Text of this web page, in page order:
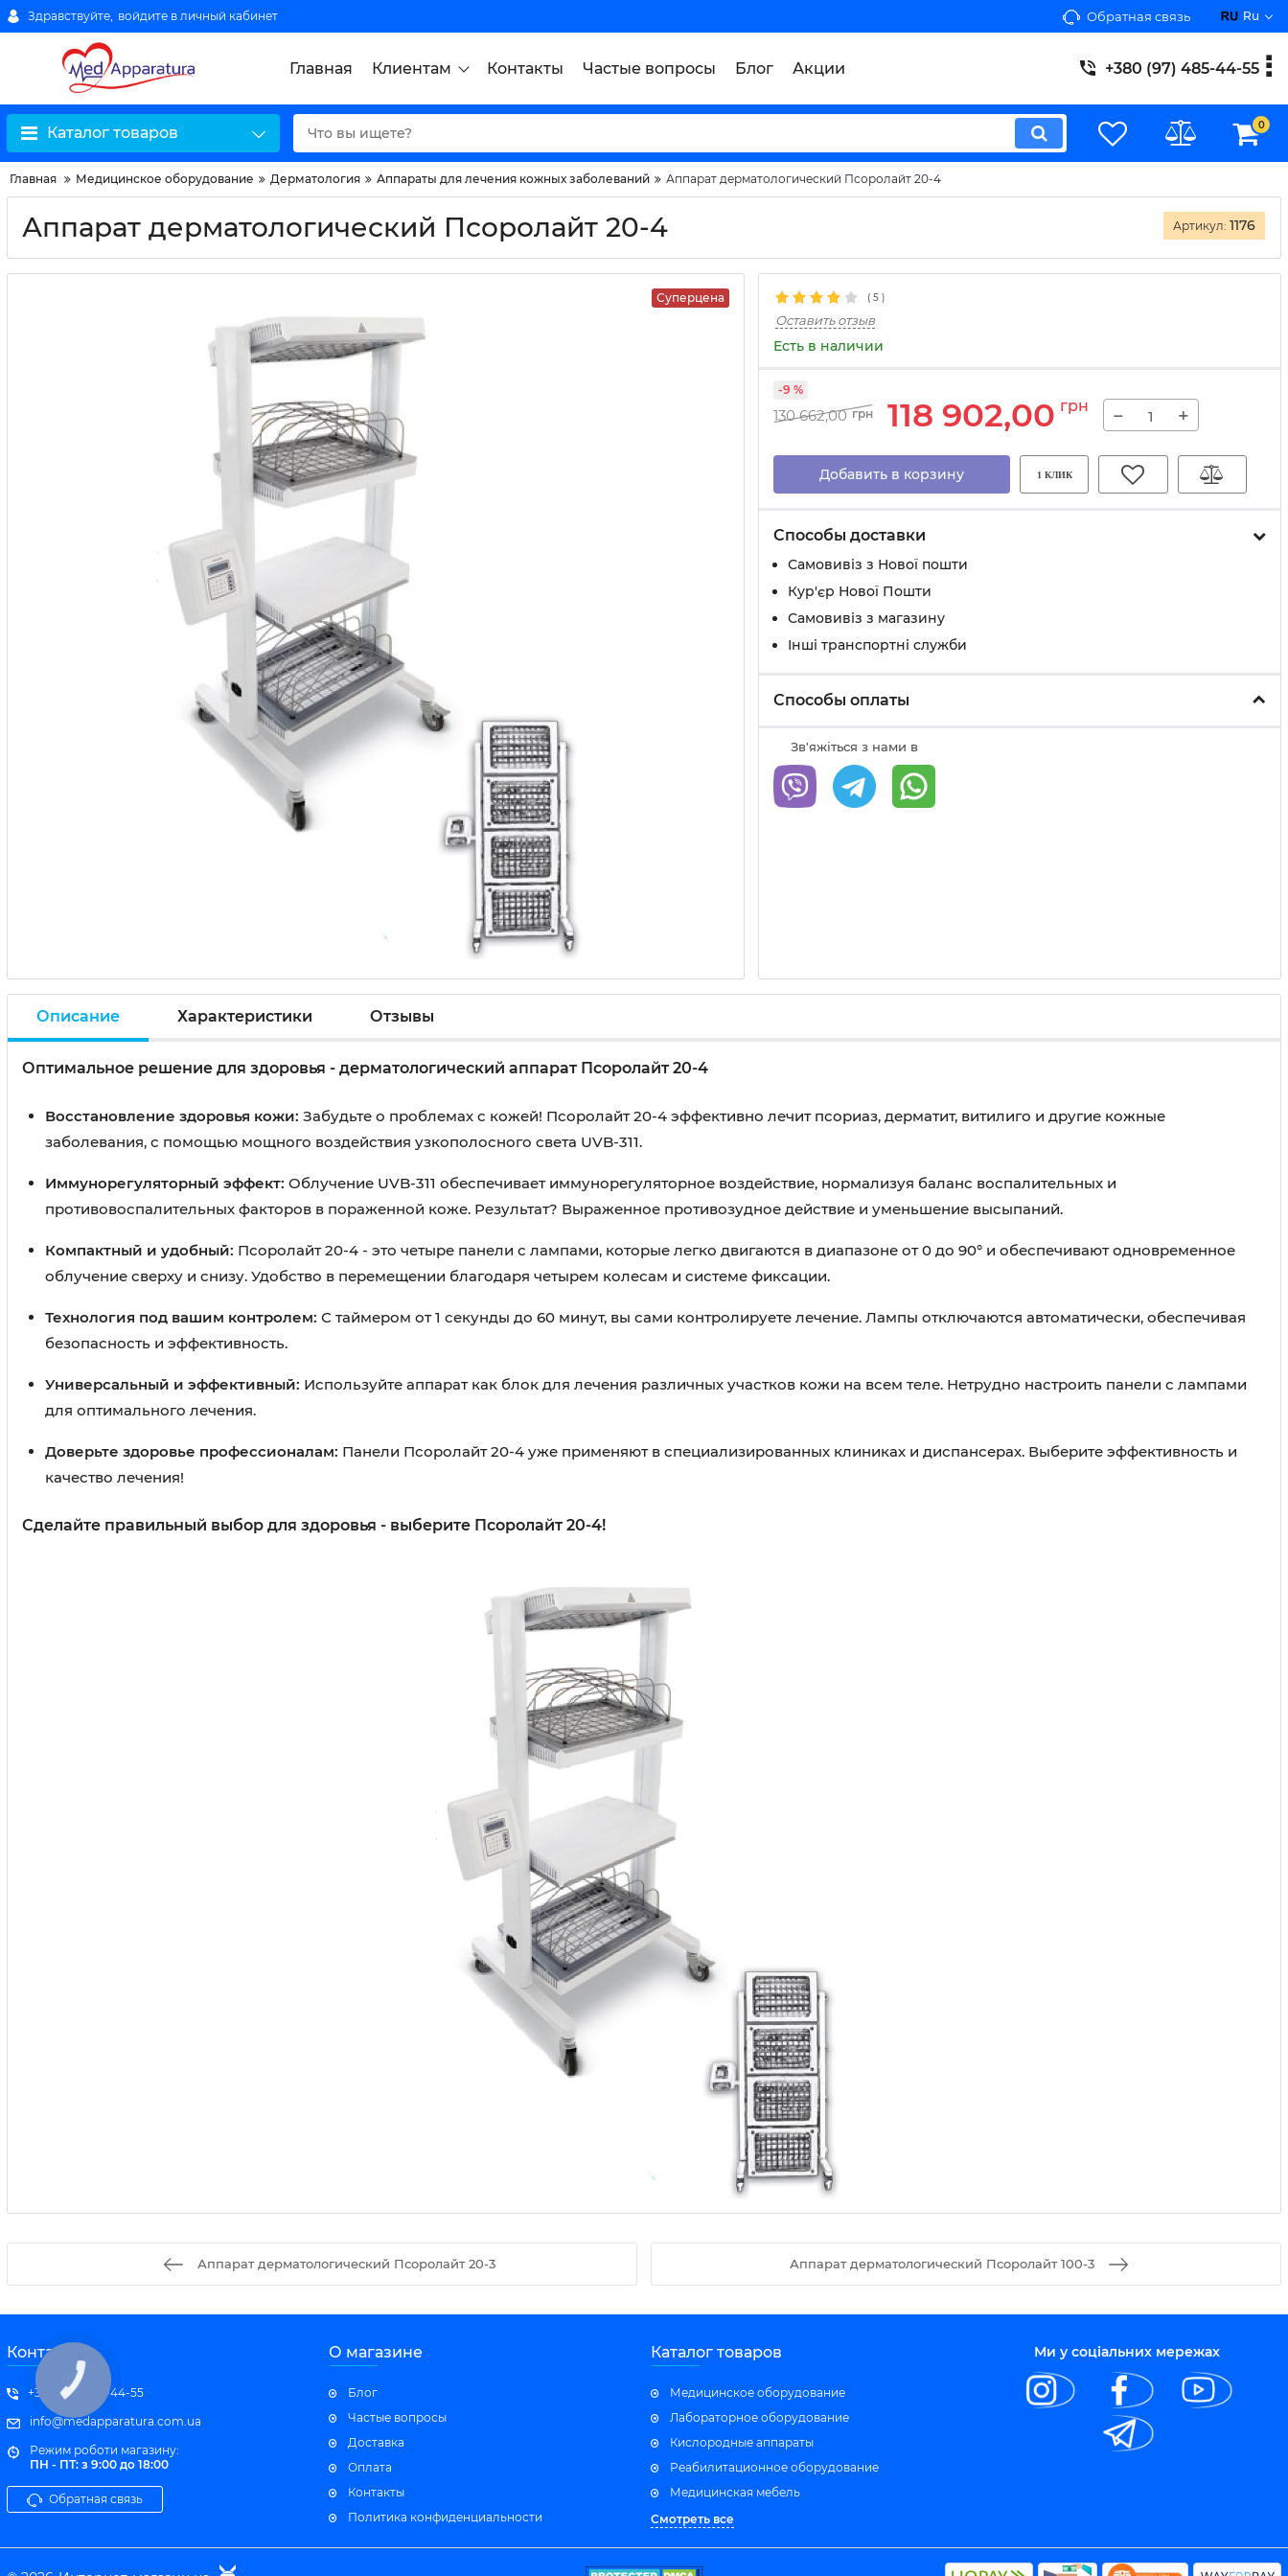
Здравствуйте, войдите в личный кабинет Обратная связь Ru
Главная Клиентам Контакты Частые вопросы Блог Акции +380 (97) 485-44-55
Каталог товаров 0
Главная Медицинское оборудование Дерматология Аппараты для лечения кожных заболеваний Аппарат дерматологический Псоролайт 20-4
Аппарат дерматологический Псоролайт 20-4 Артикул: 1176
Суперцена ( 5 )
Оставить отзыв
Есть в наличии
130 662,00 грн 118 902,00 грн
-9 %
− +
Добавить в корзину 1 КЛИК
Способы доставки
Самовивіз з Нової пошти
Кур'єр Нової Пошти
Самовивіз з магазину
Інші транспортні служби
Способы оплаты
Зв'яжіться з нами в
Описание Характеристики Отзывы
Оптимальное решение для здоровья - дерматологический аппарат Псоролайт 20-4
Восстановление здоровья кожи: Забудьте о проблемах с кожей! Псоролайт 20-4 эффективно лечит псориаз, дерматит, витилиго и другие кожные
заболевания, с помощью мощного воздействия узкополосного света UVB-311.
Иммунорегуляторный эффект: Облучение UVB-311 обеспечивает иммунорегуляторное воздействие, нормализуя баланс воспалительных и
противовоспалительных факторов в пораженной коже. Результат? Выраженное противозудное действие и уменьшение высыпаний.
Компактный и удобный: Псоролайт 20-4 - это четыре панели с лампами, которые легко двигаются в диапазоне от 0 до 90° и обеспечивают одновременное
облучение сверху и снизу. Удобство в перемещении благодаря четырем колесам и системе фиксации.
Технология под вашим контролем: С таймером от 1 секунды до 60 минут, вы сами контролируете лечение. Лампы отключаются автоматически, обеспечивая
безопасность и эффективность.
Универсальный и эффективный: Используйте аппарат как блок для лечения различных участков кожи на всем теле. Нетрудно настроить панели с лампами
для оптимального лечения.
Доверьте здоровье профессионалам: Панели Псоролайт 20-4 уже применяют в специализированных клиниках и диспансерах. Выберите эффективность и
качество лечения!
Сделайте правильный выбор для здоровья - выберите Псоролайт 20-4!
Аппарат дерматологический Псоролайт 20-3 Аппарат дерматологический Псоролайт 100-3
Контакты
+380 (97) 485-44-55
info@medapparatura.com.ua
Режим роботи магазину:
ПН - ПТ: з 9:00 до 18:00
Обратная связь
О магазине
Блог
Частые вопросы
Доставка
Оплата
Контакты
Политика конфиденциальности
Каталог товаров
Медицинское оборудование
Лабораторное оборудование
Кислородные аппараты
Реабилитационное оборудование
Медицинская мебель
Смотреть все
Ми у соціальних мережах